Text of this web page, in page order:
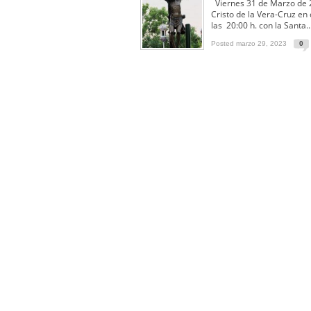
Solemne y devoto Besamanos
Función Principal de Instituto
Besapié y Besamano en la
Viernes 31 de Marzo de
Cristo de la Vera-Cruz
las 20:00 h. con la
Posted marzo 29, 2023 0